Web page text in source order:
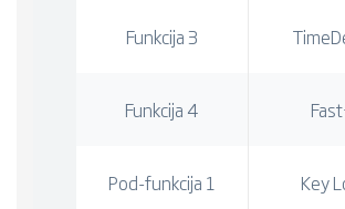
Funkcija 3
Funkcija 4
Pod-funkcija 1 Key